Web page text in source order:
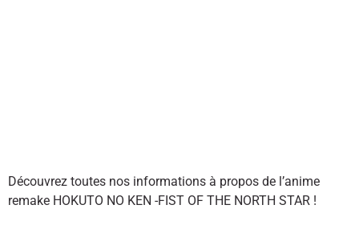
Découvrez toutes nos informations à propos de l’anime
remake HOKUTO NO KEN -FIST OF THE NORTH STAR !